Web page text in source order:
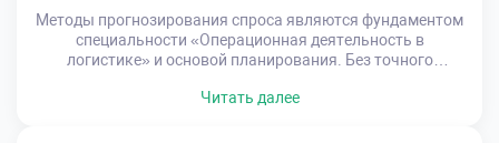
Методы прогнозирования спроса являются фундаментом
специальности «Операционная деятельность в
логистике» и основой планирования. Без точного
эффективную цепь поставок. Ошибки в прогнозах ведут к
Читать далее